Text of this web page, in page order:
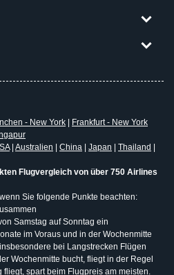
- New York
Frankfurt - New York
| Australien China Japan Thailand
Flugvergleich von über 750 Airlines
Sie folgende Punkte beachten:
Samstag auf Sonntag ein
im Voraus und in der Wochenmitte
bei Langstrecken Flügen
Wochenmitte bucht, fliegt in der Regel
spart beim Flugpreis am meisten.